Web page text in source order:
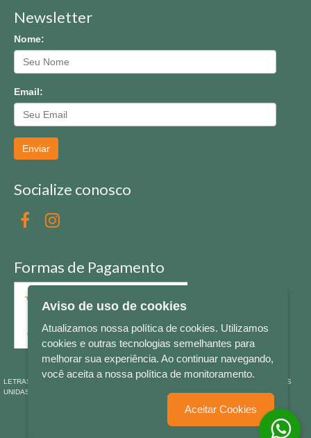
Newsletter
Nome:
Email:
Enviar
Socialize conosco
Formas de Pagamento
LETRAS & CIA - CNPJ n° 88.587.548/0001-20 - Térreo Bourbon Shopping - AV. NAÇÕES
UNIDAS , 2001 - Lojas 1064/1065 - RIO BRANCO - - NOVO HAMBURGO - RS
Aviso de uso de cookies
Atualizamos nossa política de cookies. Utilizamos
cookies e outras tecnologias semelhantes para
melhorar sua experiência. Ao continuar navegando,
você aceita a nossa política de monitoramento.
Aceitar Cookies